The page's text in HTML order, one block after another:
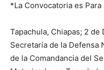
*La Convocatoria es
Tapachula, Chiapas; 2
Secretaría de la Defensa
de la Comandancia del